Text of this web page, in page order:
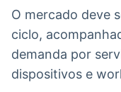
Tecnologia
O mercado deve
ciclo,
demanda por
dispositivos e